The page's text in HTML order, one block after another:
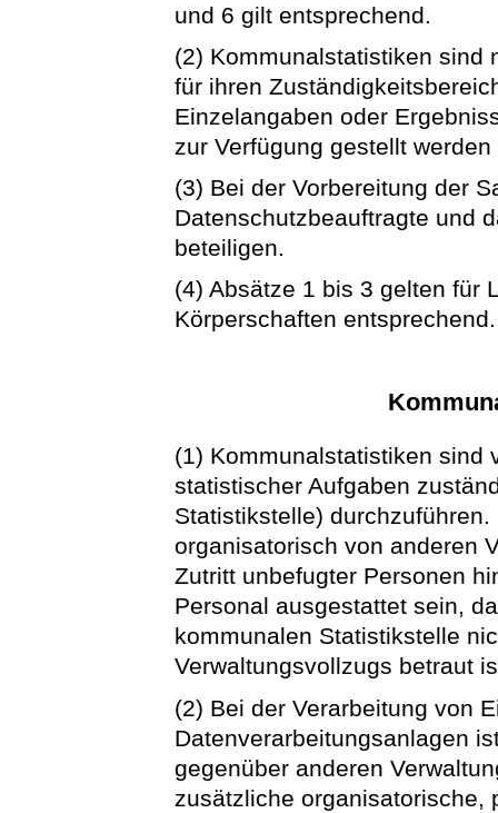
und 6 gilt entsprechend.
(2) Kommunalstatistiken sind
für ihren
Einzelangaben oder
zur Verfügung gestellt
(3) Bei der Vorbereitung der
Datenschutzbeauftragte und
beteiligen.
(4) Absätze 1 bis 3 gelten für
Körperschaften entsprechend.
(1) Kommunalstatistiken sind
statistischer Aufgaben
Statistikstelle)
organisatorisch von anderen
Zutritt unbefugter Personen
Personal ausgestattet sein,
kommunalen Statistikstelle
Verwaltungsvollzugs betraut
(2) Bei der Verarbeitung von
Datenverarbeitungsanlagen
gegenüber anderen
zusätzliche organisatorische,